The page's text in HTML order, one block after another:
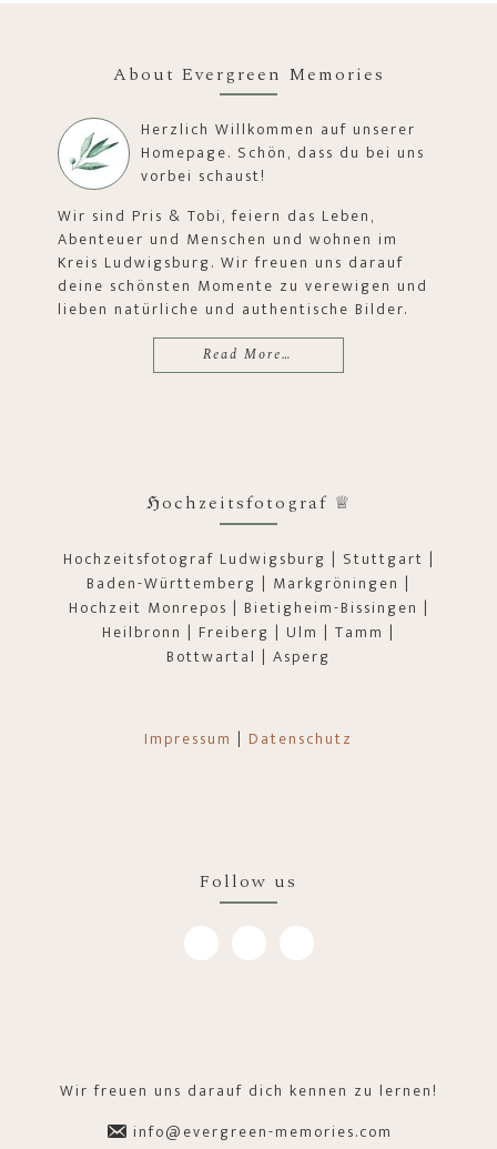
About Evergreen Memories
Herzlich Willkommen auf unserer
Homepage. Schön, dass du bei uns
vorbei schaust!
Wir sind Pris & Tobi, feiern das Leben,
Abenteuer und Menschen und wohnen im
Kreis Ludwigsburg. Wir freuen uns darauf
deine schönsten Momente zu verewigen und
lieben natürliche und authentische Bilder.
Read More…
ℌochzeitsfotograf ♕
Hochzeitsfotograf Ludwigsburg | Stuttgart |
Baden-Württemberg | Markgröningen |
Hochzeit Monrepos | Bietigheim-Bissingen |
Heilbronn | Freiberg | Ulm | Tamm |
Bottwartal | Asperg
Impressum | Datenschutz
Follow us
Wir freuen uns darauf dich kennen zu lernen!
info@evergreen-memories.com